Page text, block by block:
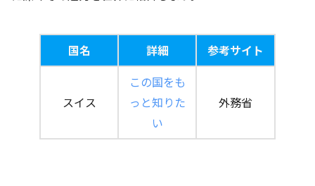
国名 詳細 参考サイト
スイス
この国をも
っと知りた
い
外務省